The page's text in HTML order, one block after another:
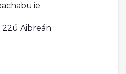
22ú Aibreán